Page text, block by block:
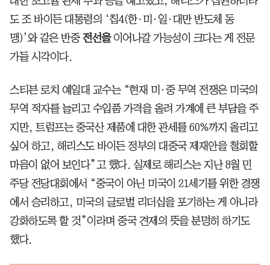
도 조 바이든 대통령의 ‘칩4(한·미·일·대만 반도체 동
맹)’와 같은 반중 전선을이어나갈 가능성이 크다는 게 전문
가들 시각이다.
스티븐 로치 예일대 교수는 “현재 미·중 무역 전쟁은 미국의
무역 적자를 늘리고 수입품 가격을 올려 가계에 큰 부담을 주
지만, 트럼프는 중국산 제품에 대한 관세를 60%까지 올리고
싶어 하고, 해리스도 바이든 정부의 대중국 제재안을 철회할
마음이 없어 보인다”고 했다. 실제로 해리스는 지난 8월 민
주당 전당대회에서 “중국이 아닌 미국이 21세기를 위한 경쟁
에서 승리하고, 미국의 글로벌 리더십을 포기하는 게 아니라
강화하도록 할 것”이라며 중국 견제의 뜻을 분명히 하기도
했다.